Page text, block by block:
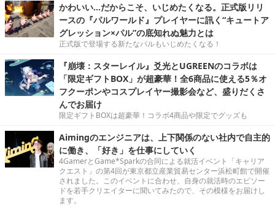
かわいい…だからこそ、いじめたくなる。正式版リリ
ースの『パルワールド』プレイヤーに訊く“キュートア
グレッション×パル”の底知れぬ魅力とは
正式版で登場する新たなパルもいじめたくなる！
『崩壊：スターレイル』爻光とUGREENのコラボは
「限定ギフトBOX」が超豪華！全6商品に使える5％オ
フクーポンやコスプレイヤー撮影会など、盛りだくさ
んでお届け
限定ギフトBOXは超豪華！コラボ4商品や限定でグッズも
Aimingのエンジニアは、上下関係のない社内で自主的
に働き、「好き」を仕事にしていく
4GamerとGame*Sparkの合同による就活イベント「キャリア
クエスト」の第4回が東京都立産業貿易センター浜松町館で開催
されました。このイベントに合わせ、自身の就活時のエピソー
ドを若手クリエイターに聞いてみたので、その模様をお届けし
ます。